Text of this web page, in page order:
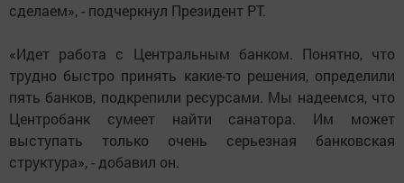
сделаем», - подчеркнул Президент РТ.
«Идет работа с Центральным банком. Понятно, что
трудно быстро принять какие-то решения, определили
пять банков, подкрепили ресурсами. Мы надеемся, что
Центробанк сумеет найти санатора. Им может
выступать только очень серьезная банковская
структура», - добавил он.